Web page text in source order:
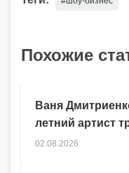
Похожие
Ваня
летний артист
02.08.2026